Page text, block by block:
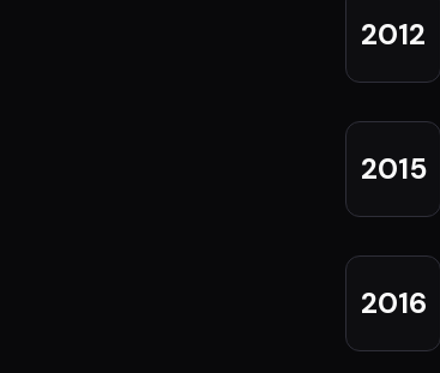
2012
2015
2016